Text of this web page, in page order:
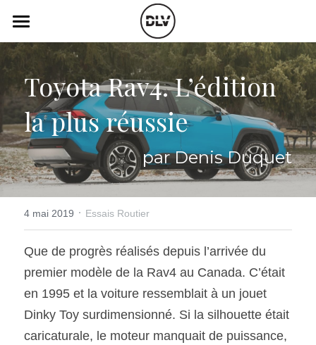
Catégories
Actualité Auto
Électrique
Histoire de chars
Art Automobile
Essais Routier
Vidéo
Podcast
Radio FM
Télé RDS
Simulateur
Assurance
Rechercher
Toyota Rav4. L’édition
la plus réussie
par Denis Duquet
4 mai 2019 · Essais Routier
Que de progrès réalisés depuis l’arrivée du
premier modèle de la Rav4 au Canada. C’était
en 1995 et la voiture ressemblait à un jouet
Dinky Toy surdimensionné. Si la silhouette était
caricaturale, le moteur manquait de puissance,
LES CATÉGORIES DE LA BOUTIQUE
Toutes les catégories